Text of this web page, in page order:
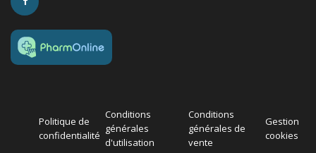
Politique de
confidentialité
Conditions
générales
d'utilisation
Conditions
générales de
vente
Gestion
cookies